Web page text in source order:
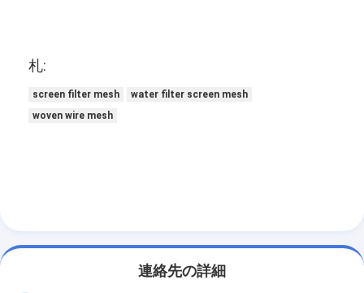
札:
screen filter mesh
water filter screen mesh
woven wire mesh
連絡先の詳細